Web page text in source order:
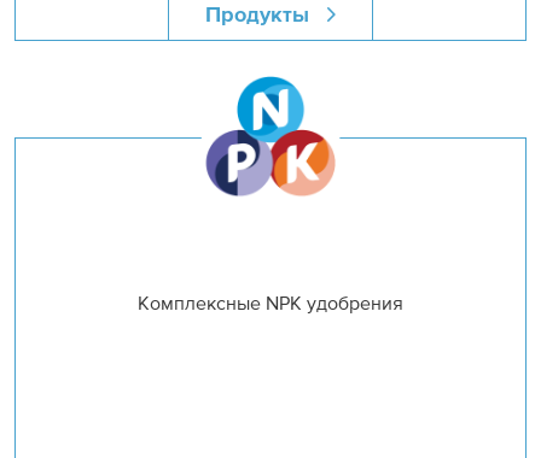
Продукты
Комплексные NPK удобрения